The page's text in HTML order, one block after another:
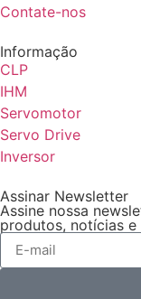
Contate-nos
Informação
CLP
IHM
Servomotor
Servo Drive
Inversor
Assinar Newsletter
Assine nossa
produtos, notícias e